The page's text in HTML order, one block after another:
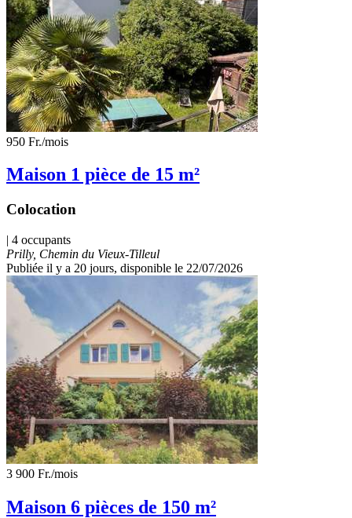
950 Fr./mois
Maison 1 pièce de 15 m²
Colocation
| 4 occupants
Prilly, Chemin du Vieux-Tilleul
Publiée il y a 20 jours, disponible le 22/07/2026
3 900 Fr./mois
Maison 6 pièces de 150 m²